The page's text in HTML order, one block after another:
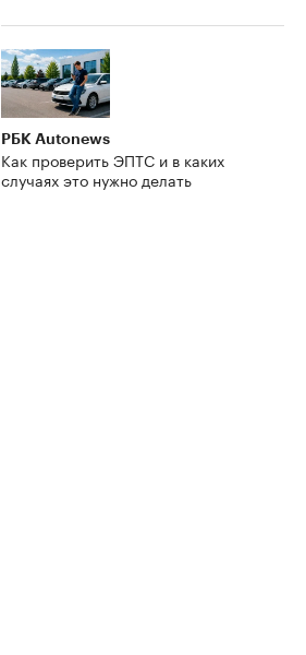
РБК Autonews
Как проверить ЭПТС и в каких
случаях это нужно делать